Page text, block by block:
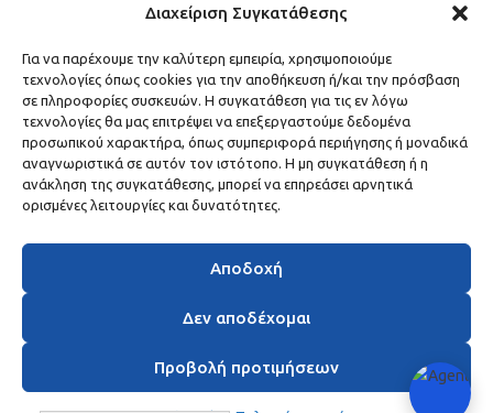
Διαχείριση Συγκατάθεσης
Για να παρέχουμε την καλύτερη εμπειρία, χρησιμοποιούμε
τεχνολογίες όπως cookies για την αποθήκευση ή/και την πρόσβαση
σε πληροφορίες συσκευών. Η συγκατάθεση για τις εν λόγω
τεχνολογίες θα μας επιτρέψει να επεξεργαστούμε δεδομένα
προσωπικού χαρακτήρα, όπως συμπεριφορά περιήγησης ή μοναδικά
αναγνωριστικά σε αυτόν τον ιστότοπο. Η μη συγκατάθεση ή η
ανάκληση της συγκατάθεσης, μπορεί να επηρεάσει αρνητικά
ορισμένες λειτουργίες και δυνατότητες.
Αποδοχή
Δεν αποδέχομαι
Προβολή προτιμήσεων
Μάθετε πρώτοι τα νέα και τις προσφορές μας.
ΕΓΓΡΑΦΕΙΤΕ ΣΤΟ NEWSLETTER ΜΑΣ.
Ζητήστε Δωρεάν Προσφορά